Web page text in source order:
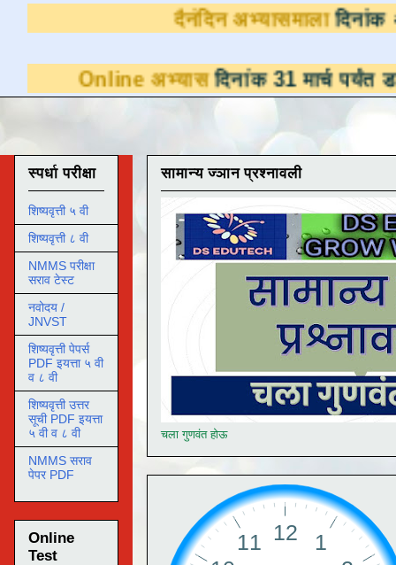
दैनंदिन
अभ्यासदिनांक 31 मार्च पर्यंत डाउनलोडसाठी
सामान्य ज्ञान प्रश्नावली
चला गुणवंत होऊ
स्पर्धा परीक्षा
शिष्यवृत्ती ५ वी
शिष्यवृत्ती ८ वी
NMMS परीक्षा
सराव टेस्ट
नवोदय /
JNVST
शिष्यवृत्ती पेपर्स
PDF इयत्ता ५ वी
व ८ वी
शिष्यवृत्ती उत्तर
सूची PDF इयत्ता
५ वी व ८ वी
NMMS सराव
पेपर PDF
Online
Test